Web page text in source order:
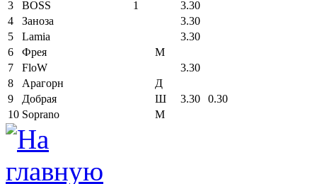
3
BOSS 1
3.30
4
Заноза
3.30
5
Lamia
3.30
6
Фрея
М
7
FloW
3.30
8
Арагорн
Д
9
Добрая Ш 3.30
0.30
10 Soprano М